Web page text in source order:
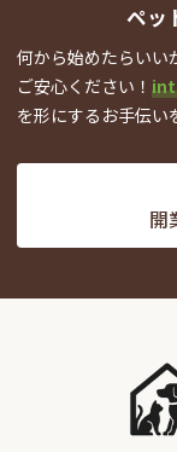
ペッ
何から始めたらいい
ご安心ください！
を形にするお手伝い
開